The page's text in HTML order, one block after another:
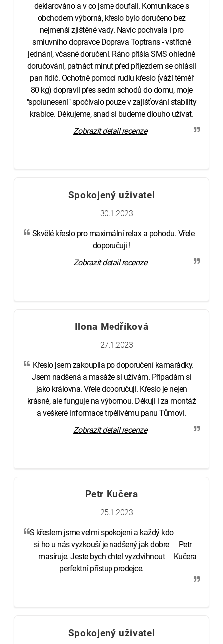
deklarováno a v co jsme doufali. Komunikace s
obchodem výborná, křeslo bylo doručeno bez
nejmenší zjištěné vady. Navíc pochvala i pro
smluvního dopravce Doprava Toptrans - vstřícné
jednání, včasné doručení. Ráno přišla SMS ohledně
doručování, patnáct minut před příjezdem se ohlásil
pan řidič. Ochotně pomocí rudlu křeslo (váží téměř
80 kg) dopravil přes sedm schodů do domu, moje
"spolunesení" spočívalo pouze v zajišťování stability
krabice. Děkujeme, snad si budeme dlouho užívat.
Zobrazit detail recenze
Spokojený uživatel
30.1.2023
Skvělé křeslo pro maximální relax a pohodu. Vřele
doporučuji !
Zobrazit detail recenze
Ilona Medříková
27.1.2023
Křeslo jsem zakoupila po doporučení kamarádky.
Jsem nadšená a masáže si užívám. Připadám si
jako královna. Vřele doporučuji. Křeslo je nejen
krásné, ale funguje na výbornou. Děkuji i za montáž
a veškeré informace trpělivému panu Tůmovi.
Zobrazit detail recenze
Petr Kučera
25.1.2023
S křeslem jsme velmi spokojeni a každý kdo
si ho u nás vyzkouší je nadšený jak dobre
masíruje. Jeste bych chtel vyzdvihnout
perfektní přístup prodejce.
Petr
Kučera
Spokojený uživatel